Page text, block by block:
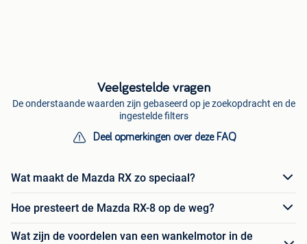
Veelgestelde vragen
De onderstaande waarden zijn gebaseerd op je zoekopdracht en de
ingestelde filters
Deel opmerkingen over deze FAQ
Wat maakt de Mazda RX zo speciaal?
Hoe presteert de Mazda RX-8 op de weg?
Wat zijn de voordelen van een wankelmotor in de